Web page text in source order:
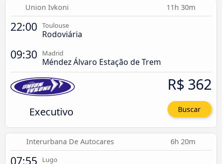
Union Ivkoni 11h 30m
22:00 Toulouse
Rodoviária
09:30 Madrid
Méndez Álvaro Estação de Trem
Executivo
R$ 362
Buscar
Interurbana De Autocares 6h 20m
07:55 Lugo